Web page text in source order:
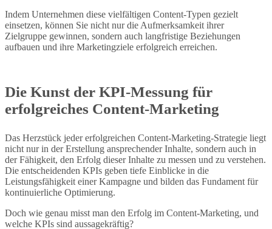
Indem Unternehmen diese vielfältigen Content-Typen gezielt
einsetzen, können Sie nicht nur die Aufmerksamkeit ihrer
Zielgruppe gewinnen, sondern auch langfristige Beziehungen
aufbauen und ihre Marketingziele erfolgreich erreichen.
Die Kunst der KPI-Messung für
erfolgreiches Content-Marketing
Das Herzstück jeder erfolgreichen Content-Marketing-Strategie liegt
nicht nur in der Erstellung ansprechender Inhalte, sondern auch in
der Fähigkeit, den Erfolg dieser Inhalte zu messen und zu verstehen.
Die entscheidenden KPIs geben tiefe Einblicke in die
Leistungsfähigkeit einer Kampagne und bilden das Fundament für
kontinuierliche Optimierung.
Doch wie genau misst man den Erfolg im Content-Marketing, und
welche KPIs sind aussagekräftig?